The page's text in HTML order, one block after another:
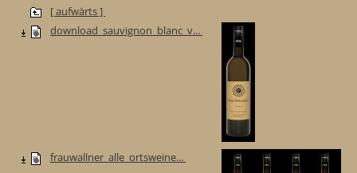
[ aufwärts ]
download_sauvignon_blanc_v...
frauwallner_alle_ortsweine...